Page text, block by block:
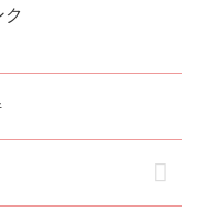
香ばしさが絶妙であっ
タレがよ...